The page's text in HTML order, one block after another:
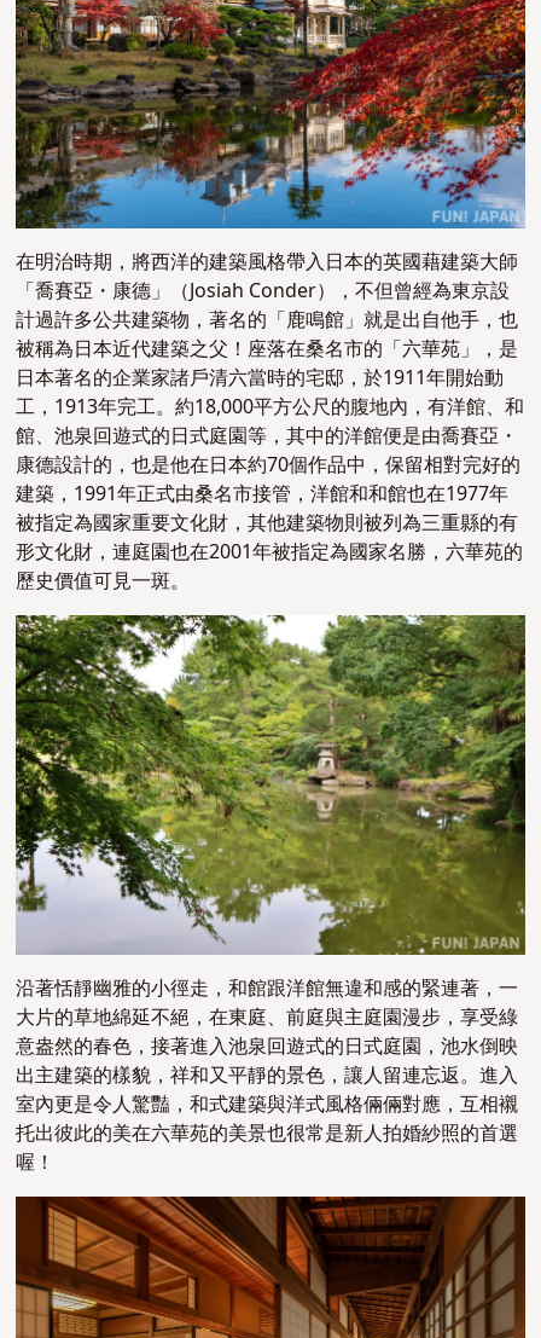
在明治時期，將西洋的建築風格帶入日本的英國藉建築大師
「喬賽亞・康德」（Josiah Conder），不但曾經為東京設
計過許多公共建築物，著名的「鹿鳴館」就是出自他手，也
被稱為日本近代建築之父！座落在桑名市的「六華苑」，是
日本著名的企業家諸戶清六當時的宅邸，於1911年開始動
工，1913年完工。約18,000平方公尺的腹地內，有洋館、和
館、池泉回遊式的日式庭園等，其中的洋館便是由喬賽亞・
康德設計的，也是他在日本約70個作品中，保留相對完好的
建築，1991年正式由桑名市接管，洋館和和館也在1977年
被指定為國家重要文化財，其他建築物則被列為三重縣的有
形文化財，連庭園也在2001年被指定為國家名勝，六華苑的
歷史價值可見一斑。
沿著恬靜幽雅的小徑走，和館跟洋館無違和感的緊連著，一
大片的草地綿延不絕，在東庭、前庭與主庭園漫步，享受綠
意盎然的春色，接著進入池泉回遊式的日式庭園，池水倒映
出主建築的樣貌，祥和又平靜的景色，讓人留連忘返。進入
室內更是令人驚豔，和式建築與洋式風格倆倆對應，互相襯
托出彼此的美在六華苑的美景也很常是新人拍婚紗照的首選
喔！